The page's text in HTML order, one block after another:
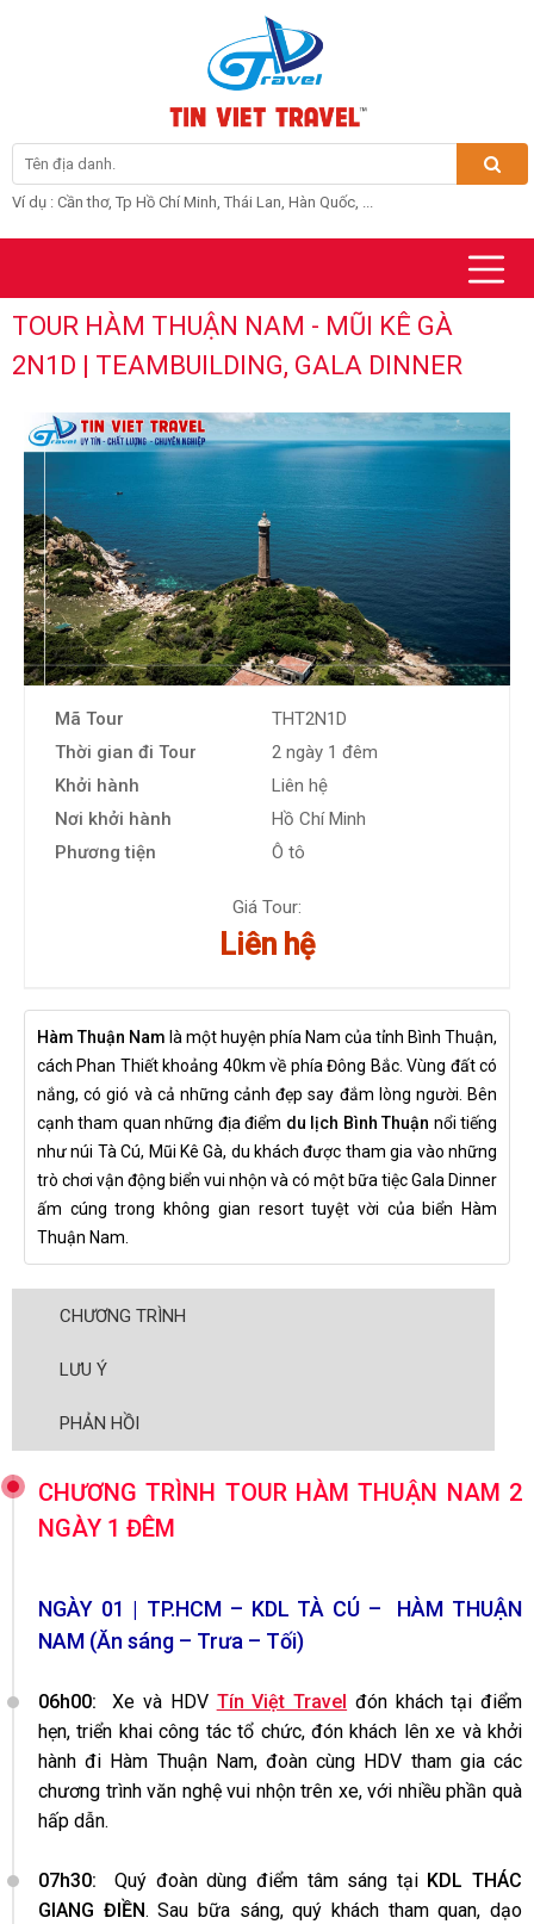
Ví dụ : Cần thơ, Tp Hồ Chí Minh, Thái Lan, Hàn Quốc, ...
TOUR HÀM THUẬN NAM - MŨI KÊ GÀ
2N1D | TEAMBUILDING, GALA DINNER
Mã Tour
THT2N1D
Thời gian đi Tour
2 ngày 1 đêm
Khởi hành
Liên hệ
Nơi khởi hành
Hồ Chí Minh
Phương tiện
Ô tô
Giá Tour:
Liên hệ
Hàm Thuận Nam là một huyện phía Nam của tỉnh Bình Thuận,
cách Phan Thiết khoảng 40km về phía Đông Bắc. Vùng đất có
nắng, có gió và cả những cảnh đẹp say đắm lòng người. Bên
cạnh tham quan những địa điểm du lịch Bình Thuận nổi tiếng
như núi Tà Cú, Mũi Kê Gà, du khách được tham gia vào những
trò chơi vận động biển vui nhộn và có một bữa tiệc Gala Dinner
ấm cúng trong không gian resort tuyệt vời của biển Hàm
Thuận Nam.
CHƯƠNG TRÌNH
LƯU Ý
PHẢN HỒI
CHƯƠNG TRÌNH TOUR HÀM THUẬN NAM 2
NGÀY 1 ĐÊM
NGÀY 01 | TP.HCM – KDL TÀ CÚ – HÀM THUẬN
NAM (Ăn sáng – Trưa – Tối)
06h00: Xe và HDV Tín Việt Travel đón khách tại điểm
hẹn, triển khai công tác tổ chức, đón khách lên xe và khởi
hành đi Hàm Thuận Nam, đoàn cùng HDV tham gia các
chương trình văn nghệ vui nhộn trên xe, với nhiều phần quà
hấp dẫn.
07h30: Quý đoàn dùng điểm tâm sáng tại KDL THÁC
GIANG ĐIỀN. Sau bữa sáng, quý khách tham quan, dạo